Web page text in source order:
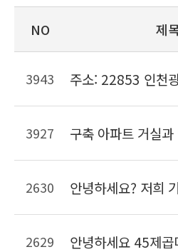
NO 제
3943
3927
2630
2629